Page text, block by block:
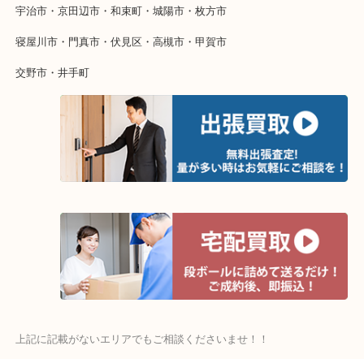
物を整理するケースは年々増加傾向です。
当店ではそういったお困りの方からのご依頼も大歓迎です。
そんなときはお気軽にご相談ください。
・よく伺う出張買取エリア
宇治市・京田辺市・和束町・城陽市・枚方市
寝屋川市・門真市・伏見区・高槻市・甲賀市
交野市・井手町